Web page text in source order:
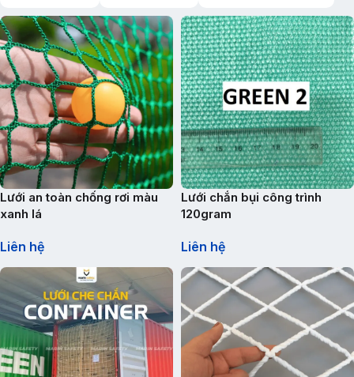
Lưới an toàn chống rơi màu
xanh lá
Liên hệ
Lưới chắn bụi công trình
120gram
Liên hệ